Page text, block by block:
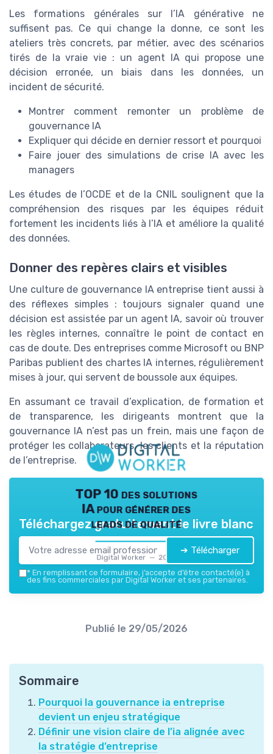
Les formations générales sur l’IA générative ne
suffisent pas. Ce qui change la donne, ce sont les
ateliers très concrets, par métier, avec des scénarios
tirés de la vraie vie : un agent IA qui propose une
décision erronée, un biais dans les données, un
incident de sécurité.
Montrer comment remonter un problème de
gouvernance IA
Expliquer qui décide en dernier ressort et pourquoi
Faire jouer des simulations de crise IA avec les
managers
Les études de l’OCDE et de la CNIL soulignent que la
compréhension des risques par les équipes réduit
fortement les incidents liés à l’IA et améliore la qualité
des données.
Donner des repères clairs et visibles
Une culture de gouvernance IA entreprise tient aussi à
des réflexes simples : toujours signaler quand une
décision est assistée par un agent IA, savoir où trouver
les règles internes, connaître le point de contact en
cas de doute. Des entreprises comme Microsoft ou BNP
Paribas publient des chartes IA internes, régulièrement
mises à jour, qui servent de boussole aux équipes.
En assumant ce travail d’explication, de formation et
de transparence, les dirigeants montrent que la
gouvernance IA n’est pas un frein, mais une façon de
protéger les collaborateurs, les clients et la réputation
de l’entreprise.
TOP 10 des solutions
IA pour générer des
leads de qualité
Digital Worker — 2026
Téléchargez gratuitement le livre blanc
➔ Télécharger
* En remplissant ce formulaire, j’accepte d’être contacté(e) à
des fins commerciales par Digital Worker et ses partenaires.
Publié le 29/05/2026
Sommaire
Pourquoi la gouvernance ia entreprise
devient un enjeu stratégique
Définir une vision claire de l’ia alignée avec
la stratégie d’entreprise